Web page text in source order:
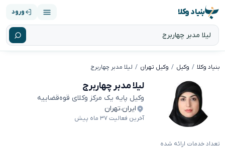
بنیاد وکلا ورود
بنیاد وکلا وکیل وکیل تهران لیلا مدبر چهاربرج
لیلا مدبر چهاربرج
وکیل پایه یک مرکز وکلای قوه‌قضاییه
ایران،تهران
آخرین فعالیت ۳۷ ماه پیش
تعداد خدمات ارائه شده